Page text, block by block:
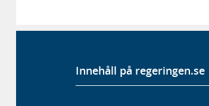
Innehåll på regeringen.se